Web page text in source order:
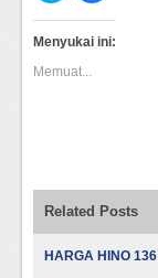
berbagi
pada
di
yang
di
di
Menyukai ini:
Memuat...
Related Posts
HARGA HINO